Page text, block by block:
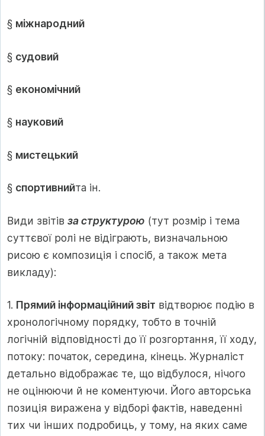
§ міжнародний
§ судовий
§ економічний
§ науковий
§ мистецький
§ спортивнийта ін.
Види звітів за структурою (тут розмір і тема
суттєвої ролі не відіграють, визначальною
рисою є композиція і спосіб, а також мета
викладу):
1. Прямий інформаційний звіт відтворює подію в
хронологічному порядку, тобто в точній
логічній відповідності до її розгортання, її ходу,
потоку: початок, середина, кінець. Журналіст
детально відображає те, що відбулося, нічого
не оцінюючи й не коментуючи. Його авторська
позиція виражена у відборі фактів, наведенні
тих чи інших подробиць, у тому, на яких саме